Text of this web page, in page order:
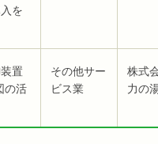
を
置
の活
その他サー
ビス業
株式
力の